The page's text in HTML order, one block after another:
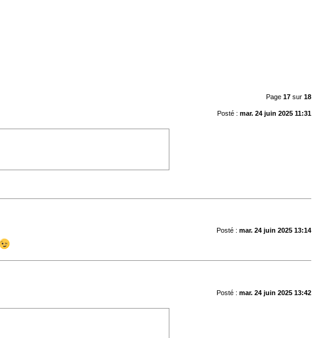
Page 17sur 18
Posté : mar. 24 juin 2025 11:31
Posté : mar. 24 juin 2025 13:14
Posté : mar. 24 juin 2025 13:42